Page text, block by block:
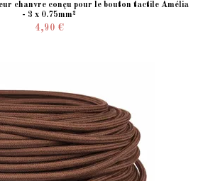
chanvre conçu pour le bouton tactile Amélia
- 3 x 0.75mm²
4,90 €